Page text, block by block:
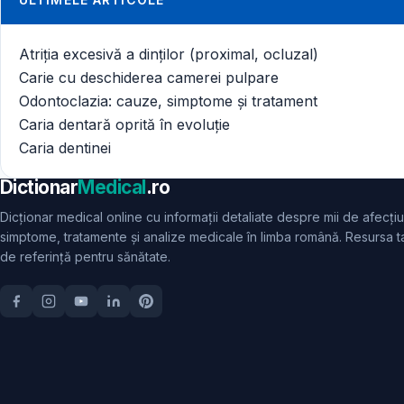
Atriția excesivă a dinților (proximal, ocluzal)
Carie cu deschiderea camerei pulpare
Odontoclazia: cauze, simptome și tratament
Caria dentară oprită în evoluție
Caria dentinei
DictionarMedical.ro
Dicționar medical online cu informații detaliate despre mii de
simptome, tratamente și analize medicale în limba română. Resursa
de referință pentru sănătate.